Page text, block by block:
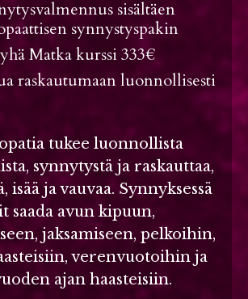
sisältäen
synnystyspakin
Matka kurssi 333€
raskautumaan luonnollisesti
tukee luonnollista
synnytystä ja raskauttaa,
isää ja vauvaa. Synnyksessä
saada avun kipuun,
jaksamiseen, pelkoihin,
verenvuotoihin ja
ajan haasteisiin.